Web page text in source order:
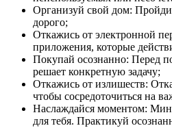
Организуй свой дом:
дорого;
Откажись от электронной
приложения, которые
Покупай осознанно: Перед
решает конкретную задачу;
Откажись от излишеств:
чтобы сосредоточиться на
Наслаждайся моментом:
для тебя. Практикуй